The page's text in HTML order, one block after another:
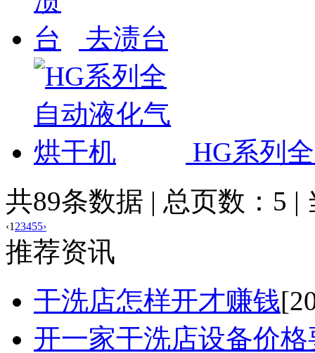
去渍台
HG系列
共89条数据 | 总页数：5 |
‹1 23455›
推荐资讯
干洗店怎样开才赚钱
开一家干洗店设备价